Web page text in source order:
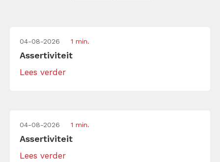
04-08-2026 1 min.
Assertiviteit
Lees verder
04-08-2026 1 min.
Assertiviteit
Lees verder